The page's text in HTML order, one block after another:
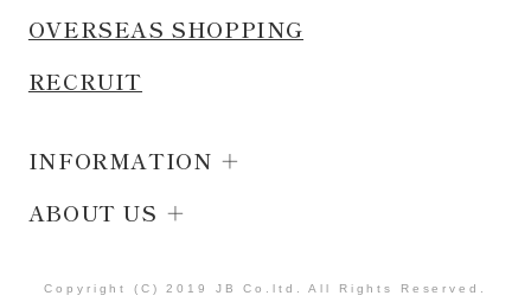
OVERSEAS SHOPPING
RECRUIT
INFORMATION
ABOUT US
Copyright (C) 2019 JB Co.ltd. All Rights Reserved.